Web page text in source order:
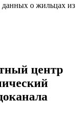
данных о жильцах из
центр